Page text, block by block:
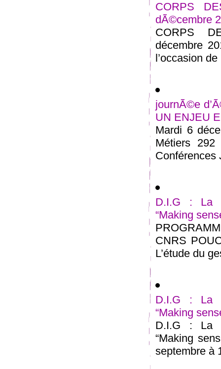
CORPS
dÃ©cembre
CORPS
décembre
l’occasion
journÃ©e
UN ENJEU
Mardi 6
Métiers
Conférences
D.I.G : La
“Making
CNRS
L’étude du
D.I.G : La
“Making
D.I.G : La
“Making
septembre à